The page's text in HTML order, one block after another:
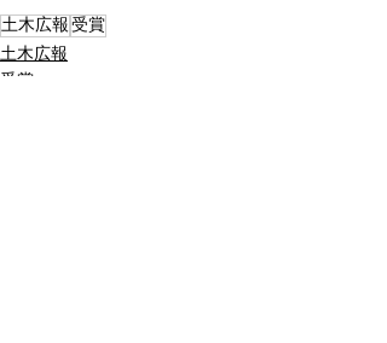
土木広報受賞
土木広報
受賞